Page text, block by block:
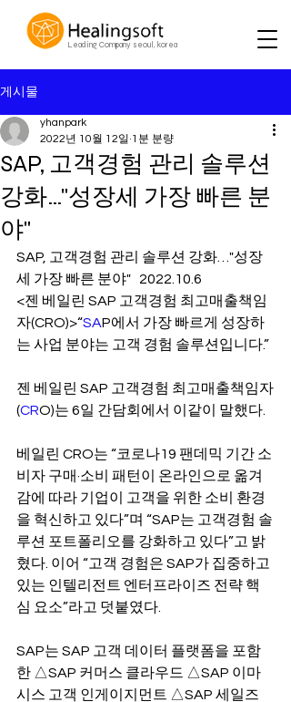
Leading Company seoul, korea
게시물
SAP, 고객경험 관리 솔루션
강화…"성장세 가장 빠른 분
야"
yhanpark
2022년 10월 12일 1분 분량
SAP, 고객경험 관리 솔루션 강화…"성장
세 가장 빠른 분야"   2022.10.6
<젠 베일린 SAP 고객경험 최고매출책임
자(CRO)>“SAP에서 가장 빠르게 성장하
는 사업 분야는 고객 경험 솔루션입니다.”
젠 베일린 SAP 고객경험 최고매출책임자
(CRO)는 6일 간담회에서 이같이 말했다.
베일린 CRO는 “코로나19 팬데믹 기간 소
비자 구매·소비 패턴이 온라인으로 옮겨
감에 따라 기업이 고객을 위한 소비 환경
을 혁신하고 있다”며 “SAP는 고객경험 솔
루션 포트폴리오를 강화하고 있다”고 밝
혔다. 이어 “고객 경험은 SAP가 집중하고
있는 인텔리전트 엔터프라이즈 전략 핵
심 요소”라고 덧붙였다.
SAP는 SAP 고객 데이터 플랫폼을 포함
한 △SAP 커머스 클라우드 △SAP 이마
시스 고객 인게이지먼트 △SAP 세일즈